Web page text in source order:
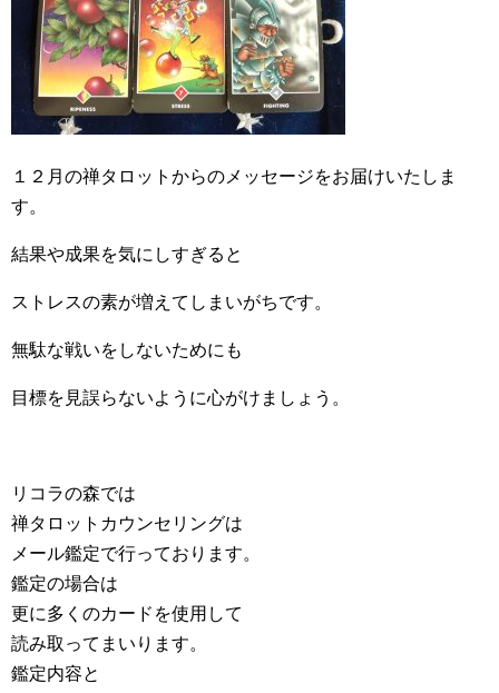
１２月の禅タロットからのメッセージをお届けいたしま
す。
結果や成果を気にしすぎると
ストレスの素が増えてしまいがちです。
無駄な戦いをしないためにも
目標を見誤らないように心がけましょう。
リコラの森では
禅タロットカウンセリングは
メール鑑定で行っております。
鑑定の場合は
更に多くのカードを使用して
読み取ってまいります。
鑑定内容と